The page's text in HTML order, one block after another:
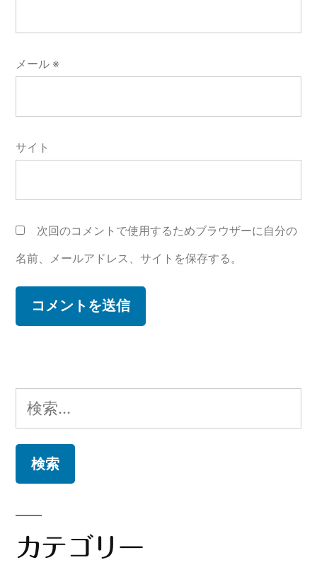
メール ※
サイト
次回のコメントで使用するためブラウザーに自分の
名前、メールアドレス、サイトを保存する。
検
索:
カテゴリー